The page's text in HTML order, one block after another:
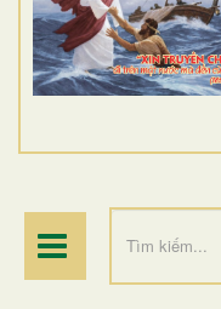
BAN MỤC VỤ
ĐOÀN THỂ CG
ĐIỂM HÀNH HƯƠNG